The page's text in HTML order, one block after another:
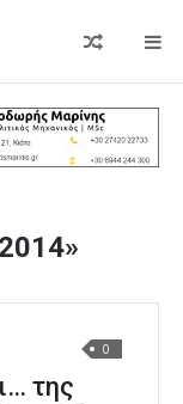
0
της